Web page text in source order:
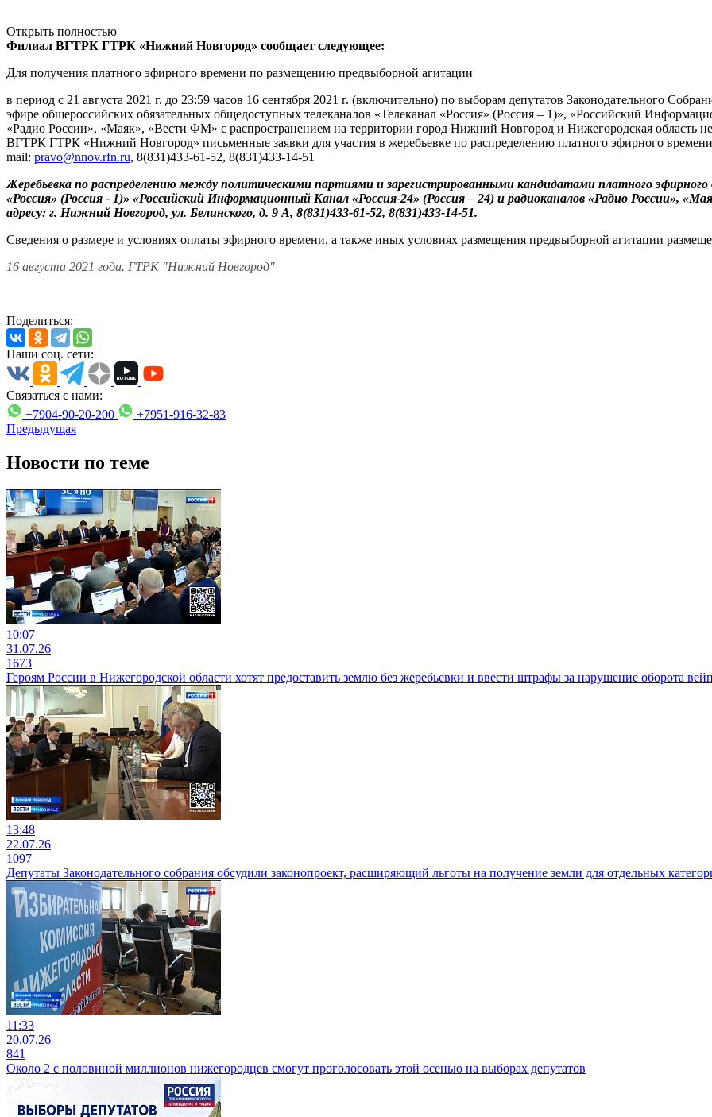
Открыть полностью
Филиал ВГТРК ГТРК «Нижний Новгород» сообщает следующее:
Для получения платного эфирного времени по размещению предвыборной агитации
в период с 21 августа 2021 г. до 23:59 часов 16 сентября 2021 г. (включительно) по выборам депутатов Законодательного
эфире общероссийских обязательных общедоступных телеканалов «Телеканал «Россия» (Россия – 1)», «Российский
«Радио России», «Маяк», «Вести ФМ» с распространением на территории город Нижний Новгород и Нижегородская область
ВГТРК ГТРК «Нижний Новгород» письменные заявки для участия в жеребьевке по распределению платного эфирного
mail: pravo@nnov.rfn.ru, 8(831)433-61-52, 8(831)433-14-51
Жеребьевка по распределению между политическими партиями и зарегистрированными кандидатами платного эфирного
«Россия» (Россия - 1)» «Российский Информационный Канал «Россия-24» (Россия – 24) и радиоканалов «Радио России»,
адресу: г. Нижний Новгород, ул. Белинского, д. 9 А, 8(831)433-61-52, 8(831)433-14-51.
Сведения о размере и условиях оплаты эфирного времени, а также иных условиях размещения предвыборной агитации
16 августа 2021 года. ГТРК "Нижний Новгород"
Поделиться:
Наши соц. сети:
Связаться с нами:
+7904-90-20-200
+7951-916-32-83
Предыдущая
Новости по теме
10:07
31.07.26
1673
Героям России в Нижегородской области хотят предоставить землю без жеребьевки и ввести штрафы за нарушение оборота
13:48
22.07.26
1097
Депутаты Законодательного собрания обсудили законопроект, расширяющий льготы на получение земли для отдельных
11:33
20.07.26
841
Около 2 с половиной миллионов нижегородцев смогут проголосовать этой осенью на выборах депутатов